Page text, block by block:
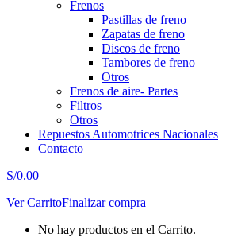
Frenos
Pastillas de freno
Zapatas de freno
Discos de freno
Tambores de freno
Otros
Frenos de aire- Partes
Filtros
Otros
Repuestos Automotrices Nacionales
Contacto
S/0.00
Ver CarritoFinalizar compra
No hay productos en el Carrito.